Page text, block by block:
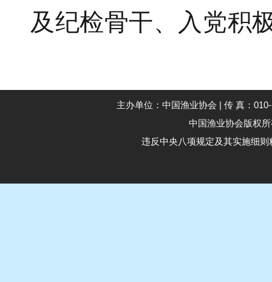
及纪检骨干、入党积
主办单位：中国渔业协会 | 传 真：
中国渔业协会版权
违反中央八项规定及其实施细